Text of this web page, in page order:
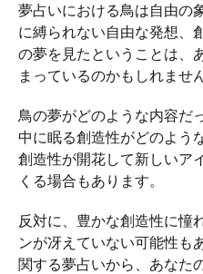
夢占いにおける鳥は自由の
に縛られない自由な発想、
の夢を見たということは、
まっているのかもしれません
鳥の夢がどのような内容だ
中に眠る創造性がどのよう
創造性が開花して新しいア
くる場合もあります。
反対に、豊かな創造性に憧
ンが冴えていない可能性も
関する夢占いから、あなた